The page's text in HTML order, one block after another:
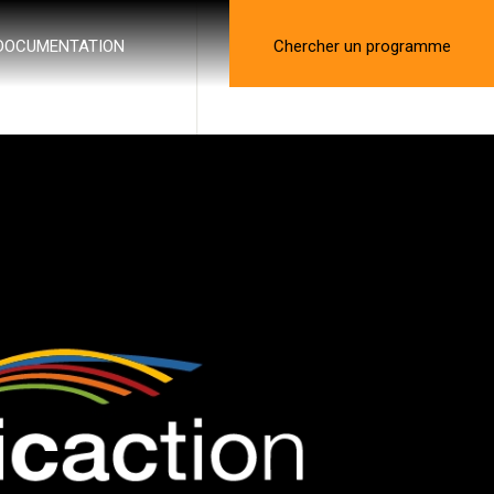
Chercher un programme